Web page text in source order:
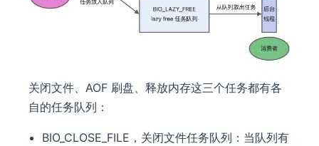
关闭文件、AOF 刷盘、释放内存这三个任务都有各
自的任务队列：
BIO_CLOSE_FILE，关闭文件任务队列：当队列有